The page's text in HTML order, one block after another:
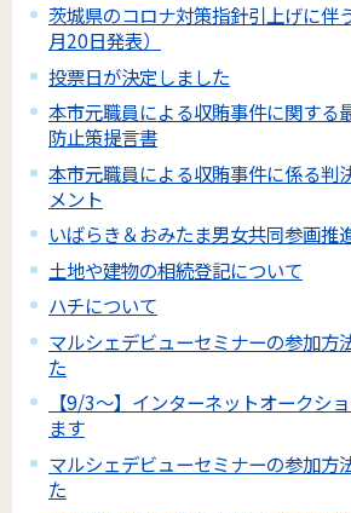
茨城県のコロナ対策指針引上げに伴
月20日発表）
投票日が決定しました
本市元職員による収賄事件に関する
防止策提言書
本市元職員による収賄事件に係る判
メント
いばらき＆おみたま男女共同参画推
土地や建物の相続登記について
ハチについて
マルシェデビューセミナーの参加方
た
【9/3～】インターネットオークシ
ます
マルシェデビューセミナーの参加方
た